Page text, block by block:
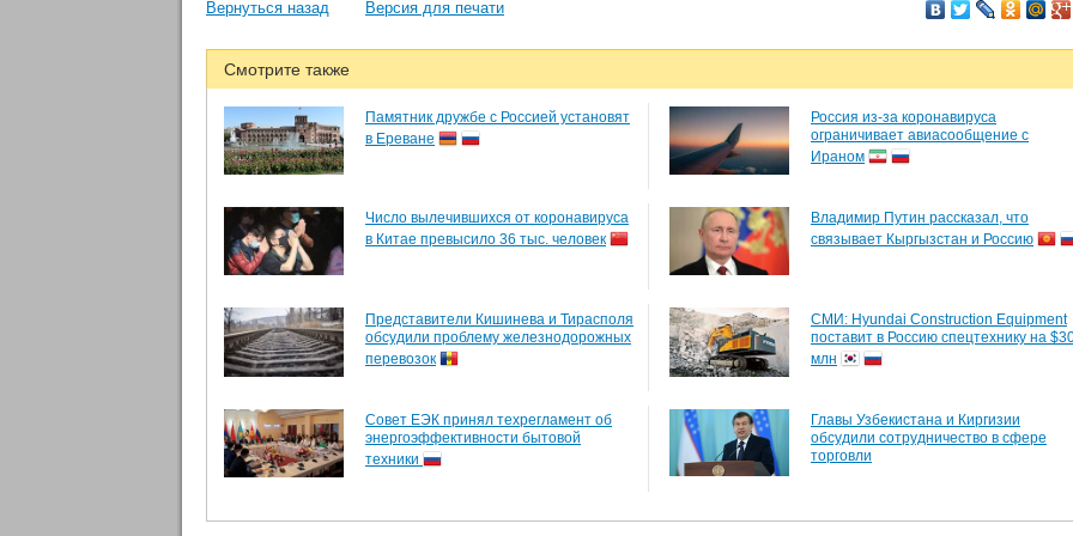
Вернуться назад Версия для печати
Смотрите также
Памятник дружбе с Россией установят
в Ереване
Россия из-за коронавируса
ограничивает авиасообщение с
Ираном
Число вылечившихся от коронавируса
в Китае превысило 36 тыс. человек
Владимир Путин рассказал, что
связывает Кыргызстан и Россию
Представители Кишинева и Тирасполя
обсудили проблему железнодорожных
перевозок
СМИ: Hyundai Construction Equipment
поставит в Россию спецтехнику на
млн
Совет ЕЭК принял техрегламент об
энергоэффективности бытовой
техники
Главы Узбекистана и Киргизии
обсудили сотрудничество в сфере
торговли